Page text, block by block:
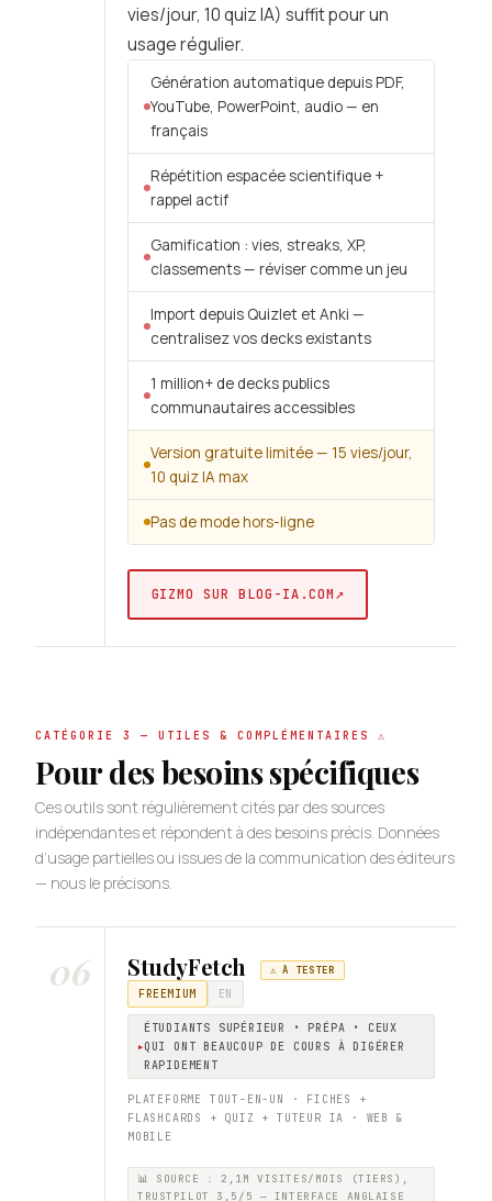
vies/jour, 10 quiz IA) suffit pour un
usage régulier.
Génération automatique depuis PDF,
YouTube, PowerPoint, audio — en
français
Répétition espacée scientifique +
rappel actif
Gamification : vies, streaks, XP,
classements — réviser comme un jeu
Import depuis Quizlet et Anki —
centralisez vos decks existants
1 million+ de decks publics
communautaires accessibles
Version gratuite limitée — 15 vies/jour,
10 quiz IA max
Pas de mode hors-ligne
GIZMO SUR BLOG-IA.COM↗
CATÉGORIE 3 — UTILES & COMPLÉMENTAIRES ⚠️
Pour des besoins spécifiques
Ces outils sont régulièrement cités par des sources
indépendantes et répondent à des besoins précis. Données
d’usage partielles ou issues de la communication des éditeurs
— nous le précisons.
06 StudyFetch ⚠️ À TESTER
FREEMIUM EN
ÉTUDIANTS SUPÉRIEUR • PRÉPA • CEUX
QUI ONT BEAUCOUP DE COURS À DIGÉRER
RAPIDEMENT
PLATEFORME TOUT-EN-UN · FICHES +
FLASHCARDS + QUIZ + TUTEUR IA · WEB &
MOBILE
📊 SOURCE : 2,1M VISITES/MOIS (TIERS),
TRUSTPILOT 3,5/5 — INTERFACE ANGLAISE